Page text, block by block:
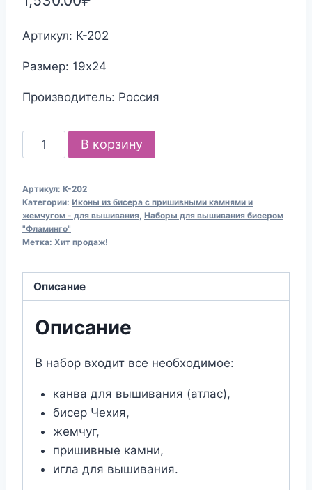
Артикул: К-202
Размер: 19х24
Производитель: Россия
Количество
товара
для
вышивания
бисером
Казанская
икона
Матери
В корзину
Артикул: К-202
Категории: Иконы из бисера с пришивными камнями и
жемчугом - для вышивания Наборы для вышивания бисером
"Фламинго"
Метка: Хит продаж!
Описание
Описание
В набор входит все необходимое:
канва для вышивания (атлас),
бисер Чехия,
жемчуг,
пришивные камни,
игла для вышивания.